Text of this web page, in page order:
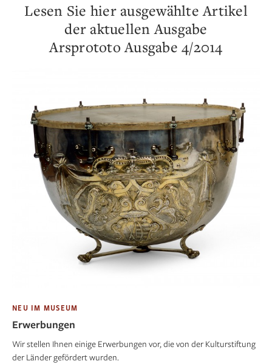
Lesen Sie hier ausgewählte Artikel
der aktuellen Ausgabe
Arsprototo Ausgabe 4/2014
NEU IM MUSEUM
Erwerbungen
Wir stellen Ihnen einige Erwerbungen vor, die von der Kulturstiftung
der Länder gefördert wurden.